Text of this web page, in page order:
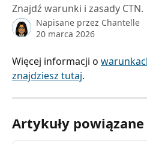
Znajdź warunki i zasady CTN.
Napisane przez Chantelle
20 marca 2026
Więcej informacji o
znajdziesz tutaj.
Artykuły powiązane